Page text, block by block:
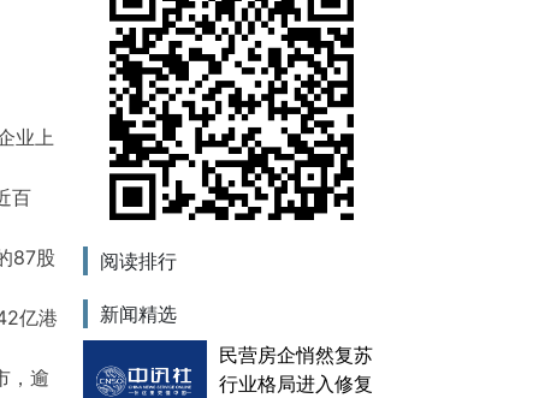
业上
百
87股
亿港
，逾
阅读排行
新闻精选
民营房企悄然复苏
行业格局进入修复